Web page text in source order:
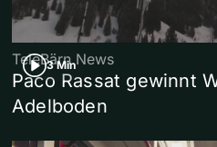
3 Min
TeleBärn News
Paco Rassat gewinnt
Adelboden